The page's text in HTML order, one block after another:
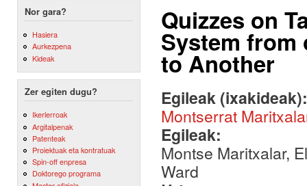
Nor gara?
Hasiera
Aurkezpena
Kideak
Zer egiten dugu?
Ikerlerroak
Argitalpenak
Patenteak
Proiektuak eta kontratuak
Spin-off enpresa
Doktorego programa
Quizzes on
System from
to Another
Egileak
Montserrat
Egileak:
Montse Maritxalar,
Ward